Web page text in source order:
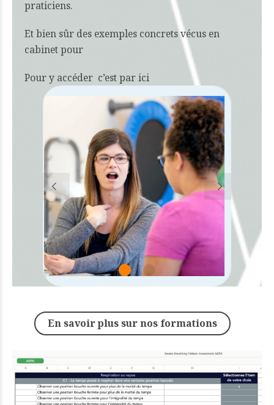
praticiens.
Et bien sûr des exemples concrets vécus en
cabinet pour
Pour y accéder c’estpar ici
En savoir plus sur nos formations